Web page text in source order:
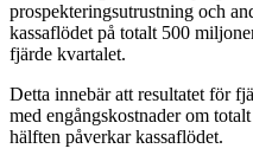
prospekteringsutrustning och
kassaflödet på totalt 500
fjärde kvartalet.
Detta innebär att resultatet för
med engångskostnader om
hälften påverkar kassaflödet.